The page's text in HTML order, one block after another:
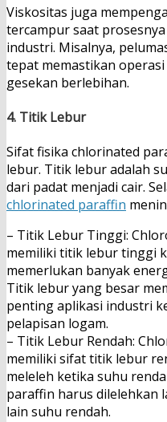
Viskositas juga
tercampur saat
industri. Misalnya,
tepat memastikan
gesekan berlebihan.
4. Titik Lebur
Sifat fisika chlorinated
lebur. Titik lebur adalah
dari padat menjadi cair.
chlorinated paraffin
– Titik Lebur Tinggi:
memiliki titik lebur tinggi
memerlukan banyak
Titik lebur yang besar
penting aplikasi industri
pelapisan logam.
– Titik Lebur Rendah:
memiliki sifat titik lebur
meleleh ketika suhu
paraffin harus dilelehkan
lain suhu rendah.